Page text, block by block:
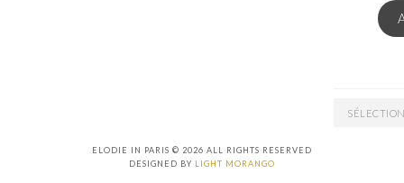
ARCHIVES
ELODIE IN PARIS © 2026 ALL RIGHTS RESERVED
DESIGNED BY LIGHT MORANGO